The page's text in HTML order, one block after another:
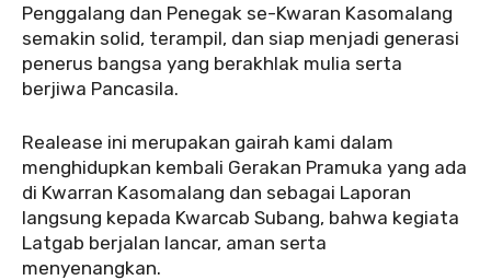
Penggalang dan Penegak se-Kwaran Kasomalang
semakin solid, terampil, dan siap menjadi generasi
penerus bangsa yang berakhlak mulia serta
berjiwa Pancasila.
‎Realease ini merupakan gairah kami dalam
menghidupkan kembali Gerakan Pramuka yang ada
di Kwarran Kasomalang dan sebagai Laporan
langsung kepada Kwarcab Subang, bahwa kegiata
Latgab berjalan lancar, aman serta
menyenangkan.